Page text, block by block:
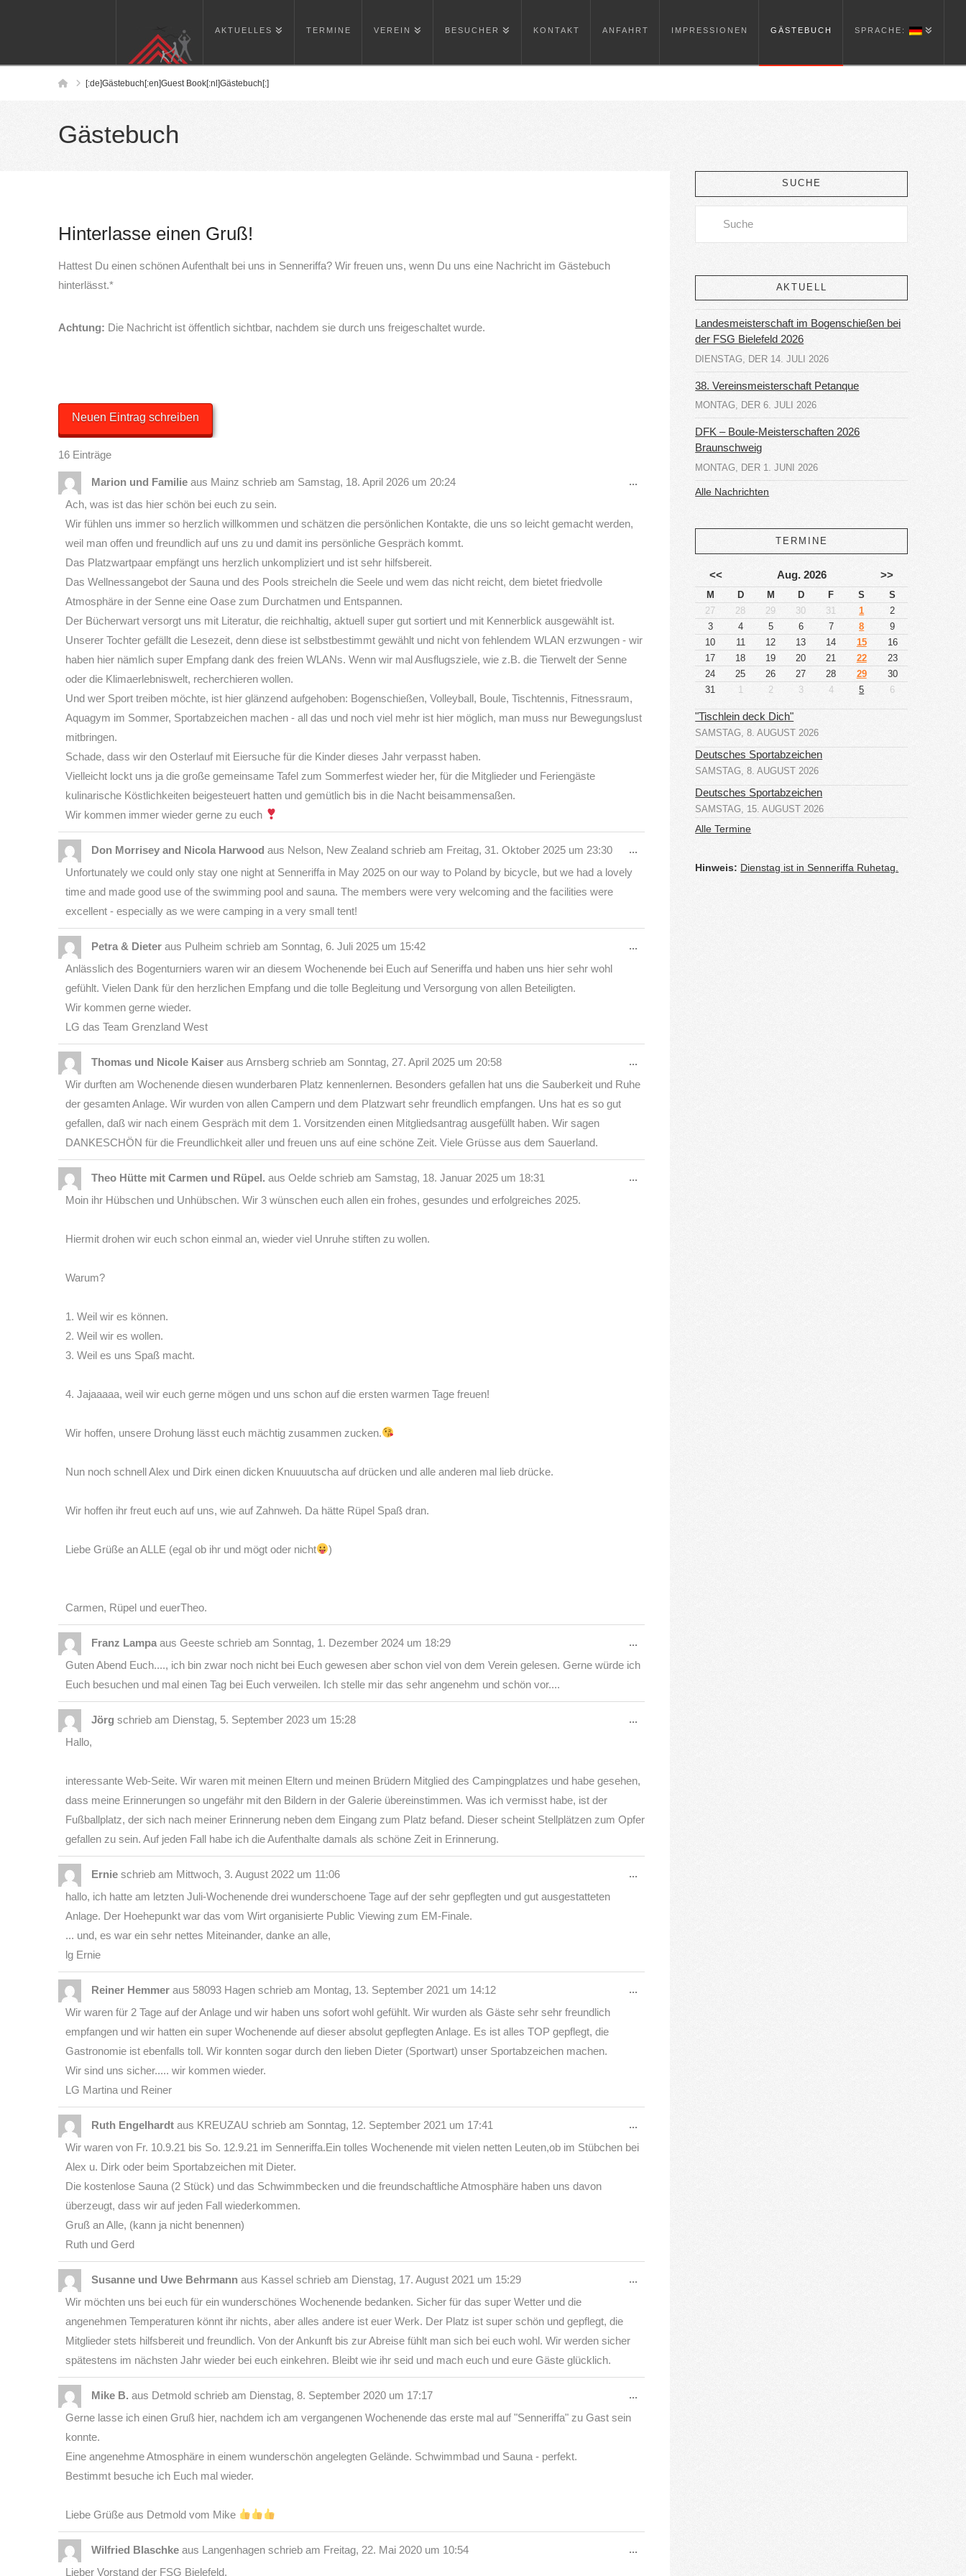
AKTUELLES TERMINE VEREIN BESUCHER KONTAKT ANFAHRT IMPRESSIONEN GÄSTEBUCH SPRACHE:
Home[:de]Gästebuch[:en]Guest Book[:nl]Gästebuch[:]
Gästebuch
Hinterlasse einen Gruß!
Hattest Du einen schönen Aufenthalt bei uns in Senneriffa? Wir freuen uns, wenn Du uns eine Nachricht im Gästebuch
hinterlässt.*
Achtung: Die Nachricht ist öffentlich sichtbar, nachdem sie durch uns freigeschaltet wurde.
16 Einträge
Marion und Familie aus Mainz schrieb am Samstag, 18. April 2026 um 20:24
Ach, was ist das hier schön bei euch zu sein.
Wir fühlen uns immer so herzlich willkommen und schätzen die persönlichen Kontakte, die uns so leicht gemacht werden,
weil man offen und freundlich auf uns zu und damit ins persönliche Gespräch kommt.
Das Platzwartpaar empfängt uns herzlich unkompliziert und ist sehr hilfsbereit.
Das Wellnessangebot der Sauna und des Pools streicheln die Seele und wem das nicht reicht, dem bietet friedvolle
Atmosphäre in der Senne eine Oase zum Durchatmen und Entspannen.
Der Bücherwart versorgt uns mit Literatur, die reichhaltig, aktuell super gut sortiert und mit Kennerblick ausgewählt ist.
Unserer Tochter gefällt die Lesezeit, denn diese ist selbstbestimmt gewählt und nicht von fehlendem WLAN erzwungen - wir
haben hier nämlich super Empfang dank des freien WLANs. Wenn wir mal Ausflugsziele, wie z.B. die Tierwelt der Senne
oder die Klimaerlebniswelt, recherchieren wollen.
Und wer Sport treiben möchte, ist hier glänzend aufgehoben: Bogenschießen, Volleyball, Boule, Tischtennis, Fitnessraum,
Aquagym im Sommer, Sportabzeichen machen - all das und noch viel mehr ist hier möglich, man muss nur Bewegungslust
mitbringen.
Schade, dass wir den Osterlauf mit Eiersuche für die Kinder dieses Jahr verpasst haben.
Vielleicht lockt uns ja die große gemeinsame Tafel zum Sommerfest wieder her, für die Mitglieder und Feriengäste
kulinarische Köstlichkeiten beigesteuert hatten und gemütlich bis in die Nacht beisammensaßen.
Wir kommen immer wieder gerne zu euch
...
Don Morrisey and Nicola Harwood aus Nelson, New Zealand schrieb am Freitag, 31. Oktober 2025 um 23:30
Unfortunately we could only stay one night at Senneriffa in May 2025 on our way to Poland by bicycle, but we had a lovely
time and made good use of the swimming pool and sauna. The members were very welcoming and the facilities were
excellent - especially as we were camping in a very small tent!
...
Petra & Dieter aus Pulheim schrieb am Sonntag, 6. Juli 2025 um 15:42
Anlässlich des Bogenturniers waren wir an diesem Wochenende bei Euch auf Seneriffa und haben uns hier sehr wohl
gefühlt. Vielen Dank für den herzlichen Empfang und die tolle Begleitung und Versorgung von allen Beteiligten.
Wir kommen gerne wieder.
LG das Team Grenzland West
...
Thomas und Nicole Kaiser aus Arnsberg schrieb am Sonntag, 27. April 2025 um 20:58
Wir durften am Wochenende diesen wunderbaren Platz kennenlernen. Besonders gefallen hat uns die Sauberkeit und Ruhe
der gesamten Anlage. Wir wurden von allen Campern und dem Platzwart sehr freundlich empfangen. Uns hat es so gut
gefallen, daß wir nach einem Gespräch mit dem 1. Vorsitzenden einen Mitgliedsantrag ausgefüllt haben. Wir sagen
DANKESCHÖN für die Freundlichkeit aller und freuen uns auf eine schöne Zeit. Viele Grüsse aus dem Sauerland.
...
Metabox
Theo Hütte mit Carmen und Rüpel. aus Oelde schrieb am Samstag, 18. Januar 2025 um 18:31
Moin ihr Hübschen und Unhübschen. Wir 3 wünschen euch allen ein frohes, gesundes und erfolgreiches 2025.
Hiermit drohen wir euch schon einmal an, wieder viel Unruhe stiften zu wollen.
Warum?
1. Weil wir es können.
2. Weil wir es wollen.
3. Weil es uns Spaß macht.
4. Jajaaaaa, weil wir euch gerne mögen und uns schon auf die ersten warmen Tage freuen!
Wir hoffen, unsere Drohung lässt euch mächtig zusammen zucken.
Nun noch schnell Alex und Dirk einen dicken Knuuuutscha auf drücken und alle anderen mal lieb drücke.
Wir hoffen ihr freut euch auf uns, wie auf Zahnweh. Da hätte Rüpel Spaß dran.
Liebe Grüße an ALLE (egal ob ihr und mögt oder nicht )
Carmen, Rüpel und euerTheo.
...
Franz Lampa aus Geeste schrieb am Sonntag, 1. Dezember 2024 um 18:29
Guten Abend Euch...., ich bin zwar noch nicht bei Euch gewesen aber schon viel von dem Verein gelesen. Gerne würde ich
Euch besuchen und mal einen Tag bei Euch verweilen. Ich stelle mir das sehr angenehm und schön vor....
...
Metabox
Jörg schrieb am Dienstag, 5. September 2023 um 15:28
Hallo,
interessante Web-Seite. Wir waren mit meinen Eltern und meinen Brüdern Mitglied des Campingplatzes und habe gesehen,
dass meine Erinnerungen so ungefähr mit den Bildern in der Galerie übereinstimmen. Was ich vermisst habe, ist der
Fußballplatz, der sich nach meiner Erinnerung neben dem Eingang zum Platz befand. Dieser scheint Stellplätzen zum Opfer
gefallen zu sein. Auf jeden Fall habe ich die Aufenthalte damals als schöne Zeit in Erinnerung.
...
Ernie schrieb am Mittwoch, 3. August 2022 um 11:06
hallo, ich hatte am letzten Juli-Wochenende drei wunderschoene Tage auf der sehr gepflegten und gut ausgestatteten
Anlage. Der Hoehepunkt war das vom Wirt organisierte Public Viewing zum EM-Finale.
... und, es war ein sehr nettes Miteinander, danke an alle,
lg Ernie
...
Reiner Hemmer aus 58093 Hagen schrieb am Montag, 13. September 2021 um 14:12
Wir waren für 2 Tage auf der Anlage und wir haben uns sofort wohl gefühlt. Wir wurden als Gäste sehr sehr freundlich
empfangen und wir hatten ein super Wochenende auf dieser absolut gepflegten Anlage. Es ist alles TOP gepflegt, die
Gastronomie ist ebenfalls toll. Wir konnten sogar durch den lieben Dieter (Sportwart) unser Sportabzeichen machen.
Wir sind uns sicher..... wir kommen wieder.
LG Martina und Reiner
...
Ruth Engelhardt aus KREUZAU schrieb am Sonntag, 12. September 2021 um 17:41
Wir waren von Fr. 10.9.21 bis So. 12.9.21 im Senneriffa.Ein tolles Wochenende mit vielen netten Leuten,ob im Stübchen bei
Alex u. Dirk oder beim Sportabzeichen mit Dieter.
Die kostenlose Sauna (2 Stück) und das Schwimmbecken und die freundschaftliche Atmosphäre haben uns davon
überzeugt, dass wir auf jeden Fall wiederkommen.
Gruß an Alle, (kann ja nicht benennen)
Ruth und Gerd
...
Metabox
Susanne und Uwe Behrmann aus Kassel schrieb am Dienstag, 17. August 2021 um 15:29
Wir möchten uns bei euch für ein wunderschönes Wochenende bedanken. Sicher für das super Wetter und die
angenehmen Temperaturen könnt ihr nichts, aber alles andere ist euer Werk. Der Platz ist super schön und gepflegt, die
Mitglieder stets hilfsbereit und freundlich. Von der Ankunft bis zur Abreise fühlt man sich bei euch wohl. Wir werden sicher
spätestens im nächsten Jahr wieder bei euch einkehren. Bleibt wie ihr seid und mach euch und eure Gäste glücklich.
...
Mike B. aus Detmold schrieb am Dienstag, 8. September 2020 um 17:17
Gerne lasse ich einen Gruß hier, nachdem ich am vergangenen Wochenende das erste mal auf "Senneriffa" zu Gast sein
konnte.
Eine angenehme Atmosphäre in einem wunderschön angelegten Gelände. Schwimmbad und Sauna - perfekt.
Bestimmt besuche ich Euch mal wieder.
Liebe Grüße aus Detmold vom Mike
...
Wilfried Blaschke aus Langenhagen schrieb am Freitag, 22. Mai 2020 um 10:54
Lieber Vorstand der FSG Bielefeld,
...
SUCHE
AKTUELL
Landesmeisterschaft im Bogenschießen bei
der FSG Bielefeld 2026
DIENSTAG, DER 14. JULI 2026
38. Vereinsmeisterschaft Petanque
MONTAG, DER 6. JULI 2026
DFK – Boule-Meisterschaften 2026
Braunschweig
MONTAG, DER 1. JUNI 2026
Alle Nachrichten
TERMINE
<< Aug. 2026 >>
M D M D F S
S
27
28 29 30 31 1
2
3
4 5 6 7 8
9
10
11 12 13 14 15
16
17
18 19 20 21 22
23
24
25 26 27 28 29
30
31
1 2 3 4 5 6
"Tischlein deck Dich"
SAMSTAG, 8. AUGUST 2026
Deutsches Sportabzeichen
SAMSTAG, 8. AUGUST 2026
Deutsches Sportabzeichen
SAMSTAG, 15. AUGUST 2026
Alle Termine
Hinweis: Dienstag ist in Senneriffa Ruhetag.